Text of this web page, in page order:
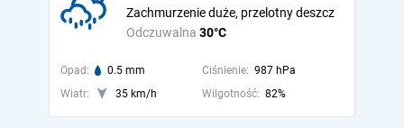
Odczuwalna 30°C
Zachmurzenie duże, przelotny deszcz
Opad: 0.5 mm Ciśnienie: 987 hPa
Wiatr:
35 km/h Wilgotność: 82%